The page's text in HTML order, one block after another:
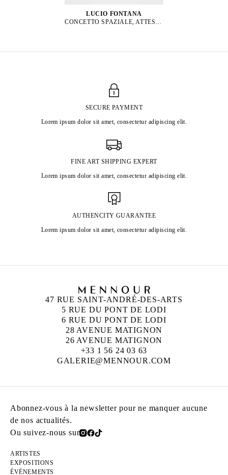
LUCIO FONTANA
CONCETTO SPAZIALE, ATTESE, 1962
SECURE PAYMENT
Lorem ipsum dolor sit amet, consectetur adipiscing elit.
FINE ART SHIPPING EXPERT
Lorem ipsum dolor sit amet, consectetur adipiscing elit.
AUTHENCITY GUARANTEE
Lorem ipsum dolor sit amet, consectetur adipiscing elit.
47 RUE SAINT-ANDRÉ-DES-ARTS
5 RUE DU PONT DE LODI
6 RUE DU PONT DE LODI
28 AVENUE MATIGNON
26 AVENUE MATIGNON
+33 1 56 24 03 63
GALERIE@MENNOUR.COM
Abonnez-vous à la newsletter pour ne manquer aucune
de nos actualités.
Ou suivez-nous sur
ARTISTES
EXPOSITIONS
ÉVÉNEMENTS